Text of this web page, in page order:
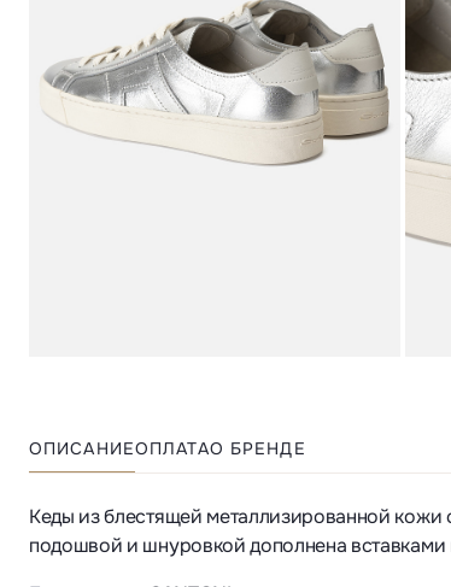
ОПИСАНИЕОПЛАТАО БРЕНДЕ
Кеды из блестящей металлизированной
подошвой и шнуровкой дополнена вставками